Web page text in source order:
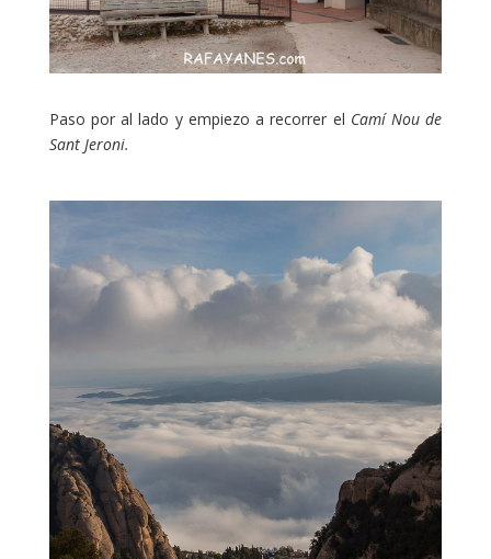
Paso por al lado y empiezo a recorrer el Camí Nou de
Sant Jeroni.